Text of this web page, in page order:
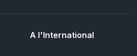
A l'International